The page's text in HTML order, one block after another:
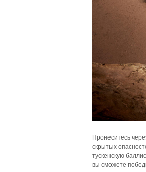
Пронеситесь
скрытых
тускенскую
вы сможете